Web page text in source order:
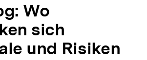
Wo
sich
und Risiken